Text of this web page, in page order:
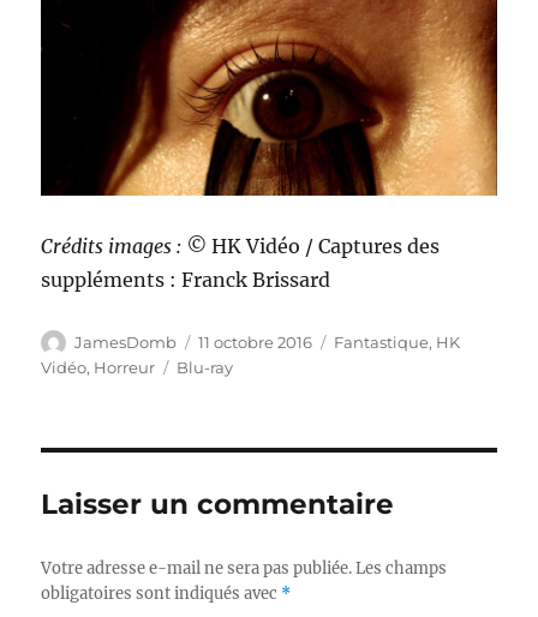
Crédits images : © HK Vidéo / Captures des
suppléments : Franck Brissard
Auteur
JamesDomb
Publié
le
11 octobre 2016 Catégories
Fantastique, HK
Vidéo, Horreur Étiquettes
Blu-ray
Laisser un commentaire
Votre adresse e-mail ne sera pas publiée. Les champs
obligatoires sont indiqués avec *